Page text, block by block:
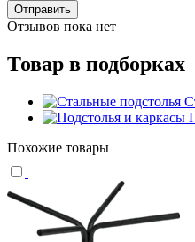
Отправить
Отзывов пока нет
Товар в подборках
Похожие товары